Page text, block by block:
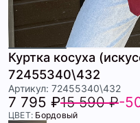
Куртка косуха
72455340\432
Артикул: 72455340\432
7 795 ₽15 590 ₽-
ЦВЕТ: Бордовый